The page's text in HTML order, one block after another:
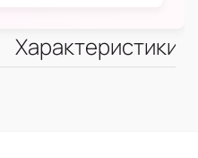
Характеристики